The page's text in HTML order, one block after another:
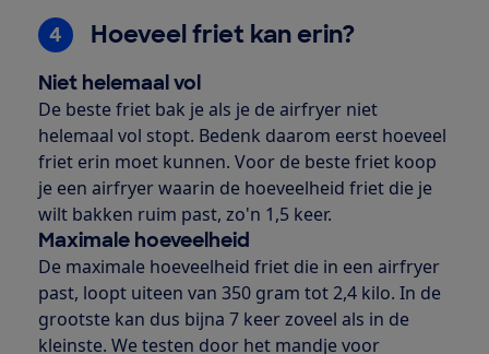
4 Hoeveel friet kan erin?
Niet helemaal vol
De beste friet bak je als je de airfryer niet
helemaal vol stopt. Bedenk daarom eerst hoeveel
friet erin moet kunnen. Voor de beste friet koop
je een airfryer waarin de hoeveelheid friet die je
wilt bakken ruim past, zo'n 1,5 keer.
Maximale hoeveelheid
De maximale hoeveelheid friet die in een airfryer
past, loopt uiteen van 350 gram tot 2,4 kilo. In de
grootste kan dus bijna 7 keer zoveel als in de
kleinste. We testen door het mandje voor